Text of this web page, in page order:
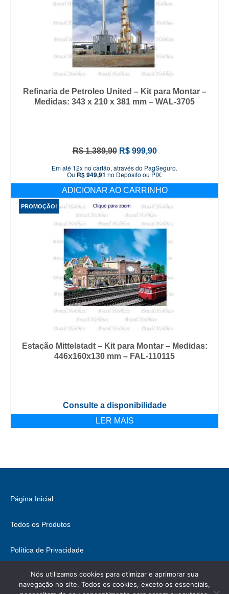
Refinaria de Petroleo United – Kit para Montar –
Medidas: 343 x 210 x 381 mm – WAL-3705
R$1.389,90 O
original
era:
R$ 1.389,90.
R$999,90O
atual
é:
R$ 999,90.
Em até 12x no cartão, através do PagSeguro.
Ou R$949,91 no Depósito ou PIX.
ADICIONAR AO CARRINHO
PROMOÇÃO!
Estação Mittelstadt – Kit para Montar – Medidas:
446x160x130 mm – FAL-110115
Consulte a disponibilidade
LER MAIS
Página Inicial
Todos os Produtos
Política de Privacidade
Fale Conosco
Nós utilizamos cookies para otimizar e aprimorar sua
navegação no site. Todos os cookies, exceto os essenciais,